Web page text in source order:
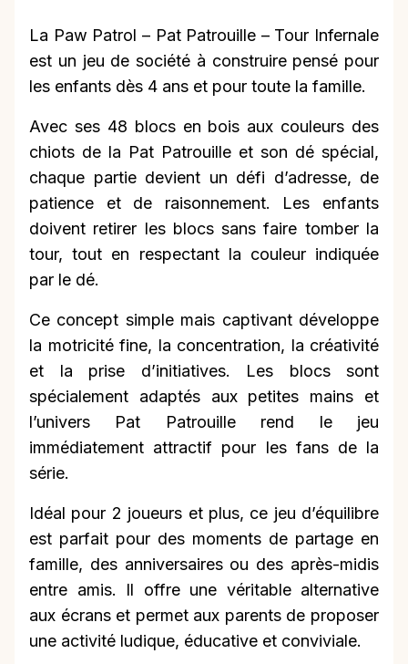
La Paw Patrol – Pat Patrouille – Tour Infernale
est un jeu de société à construire pensé pour
les enfants dès 4 ans et pour toute la famille.
Avec ses 48 blocs en bois aux couleurs des
chiots de la Pat Patrouille et son dé spécial,
chaque partie devient un défi d’adresse, de
patience et de raisonnement. Les enfants
doivent retirer les blocs sans faire tomber la
tour, tout en respectant la couleur indiquée
par le dé.
Ce concept simple mais captivant développe
la motricité fine, la concentration, la créativité
et la prise d’initiatives. Les blocs sont
spécialement adaptés aux petites mains et
l’univers Pat Patrouille rend le jeu
immédiatement attractif pour les fans de la
série.
Idéal pour 2 joueurs et plus, ce jeu d’équilibre
est parfait pour des moments de partage en
famille, des anniversaires ou des après-midis
entre amis. Il offre une véritable alternative
aux écrans et permet aux parents de proposer
une activité ludique, éducative et conviviale.